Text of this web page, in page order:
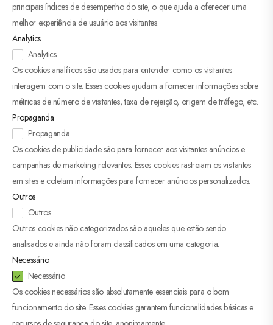
principais índices de desempenho do site, o que ajuda a oferecer uma
melhor experiência de usuário aos visitantes.
Analytics
Analytics
Os cookies analíticos são usados ​​para entender como os visitantes
interagem com o site. Esses cookies ajudam a fornecer informações sobre
métricas de número de visitantes, taxa de rejeição, origem de tráfego, etc.
Propaganda
Propaganda
Os cookies de publicidade são para fornecer aos visitantes anúncios e
campanhas de marketing relevantes. Esses cookies rastreiam os visitantes
em sites e coletam informações para fornecer anúncios personalizados.
Outros
Outros
Outros cookies não categorizados são aqueles que estão sendo
analisados ​​e ainda não foram classificados em uma categoria.
Necessário
Necessário
Os cookies necessários são absolutamente essenciais para o bom
funcionamento do site. Esses cookies garantem funcionalidades básicas e